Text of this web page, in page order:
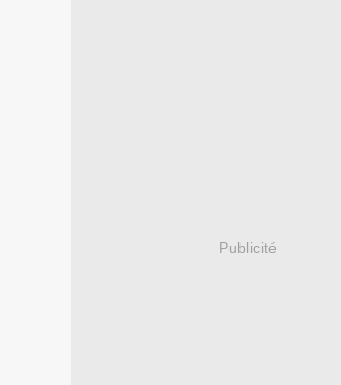
Publicité